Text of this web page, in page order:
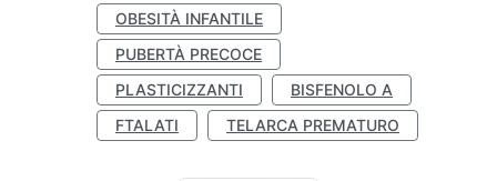
OBESITÀ INFANTILE
PUBERTÀ PRECOCE
PLASTICIZZANTI
BISFENOLO A
FTALATI
TELARCA PREMATURO